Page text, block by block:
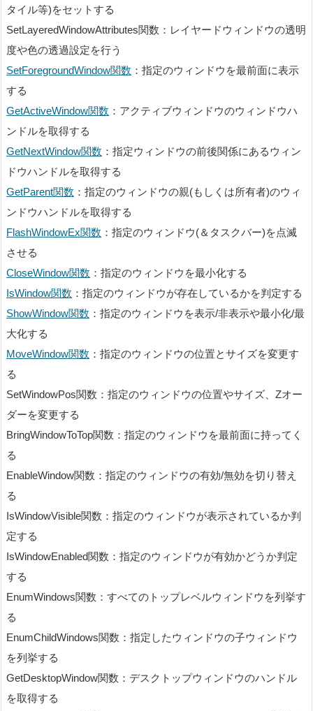
T
PI_PtrSafe with 64-bit Support
タイル等)をセットする
SetLayeredWindowAttributes関数：レイヤードウィンドウの透明
度や色の透過設定を行う
SetForegroundWindow関数 ：指定のウィンドウを最前面に表示
する
GetActiveWindow関数 ：アクティブウィンドウのウィンドウハ
ンドルを取得する
GetNextWindow関数 ：指定ウィンドウの前後関係にあるウィン
ドウハンドルを取得する
GetParent関数 ：指定のウィンドウの親(もしくは所有者)のウィ
ンドウハンドルを取得する
FlashWindowEx関数 ：指定のウィンドウ(＆タスクバー)を点滅
させる
CloseWindow関数 ：指定のウィンドウを最小化する
IsWindow関数 ：指定のウィンドウが存在しているかを判定する
ShowWindow関数 ：指定のウィンドウを表示/非表示や最小化/最
大化する
MoveWindow関数 ：指定のウィンドウの位置とサイズを変更す
る
SetWindowPos関数：指定のウィンドウの位置やサイズ、Zオー
ダーを変更する
BringWindowToTop関数：指定のウィンドウを最前面に持ってく
る
EnableWindow関数：指定のウィンドウの有効/無効を切り替え
る
IsWindowVisible関数：指定のウィンドウが表示されているか判
定する
IsWindowEnabled関数：指定のウィンドウが有効かどうか判定
する
EnumWindows関数：すべてのトップレベルウィンドウを列挙す
る
EnumChildWindows関数：指定したウィンドウの子ウィンドウ
を列挙する
GetDesktopWindow関数：デスクトップウィンドウのハンドル
を取得する